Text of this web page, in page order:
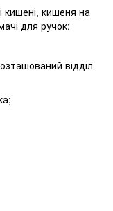
кишені, кишеня на
для ручок;
відділ